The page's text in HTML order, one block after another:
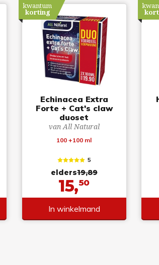
Echinacea Extra
Forte + Cat's claw
duoset
van All Natural
100 +100 ml
kwantum
korting
5
elders19,89
15,50
In winkelmand